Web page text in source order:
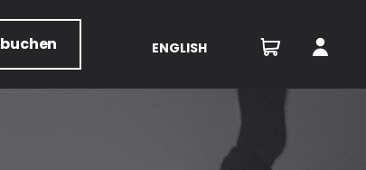
buchen ENGLISH